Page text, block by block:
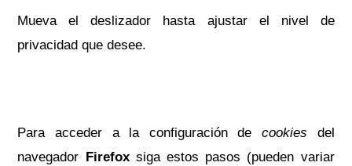
Mueva el deslizador hasta ajustar el nivel de
privacidad que desee.
Para acceder a la configuración de cookies del
navegador Firefoxsiga estos pasos (pueden variar